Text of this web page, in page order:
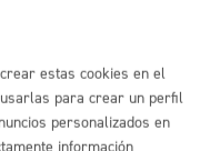
estas cookies en el
usarlas para crear un perfil
personalizados en